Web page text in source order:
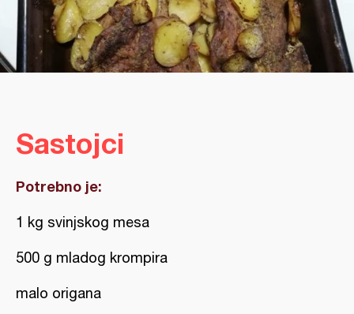
Sastojci
Potrebno je:
1 kg svinjskog mesa
500 g mladog krompira
malo origana